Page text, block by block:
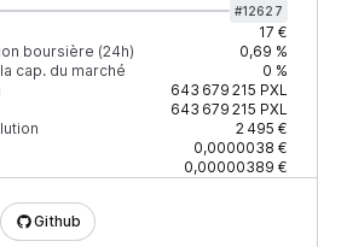
#12627
17 €
boursière (24h)
0,69 %
cap. du marché
0 %
643 679 215 PXL
643 679 215 PXL
2 495 €
0,0000038 €
0,00000389 €
Github